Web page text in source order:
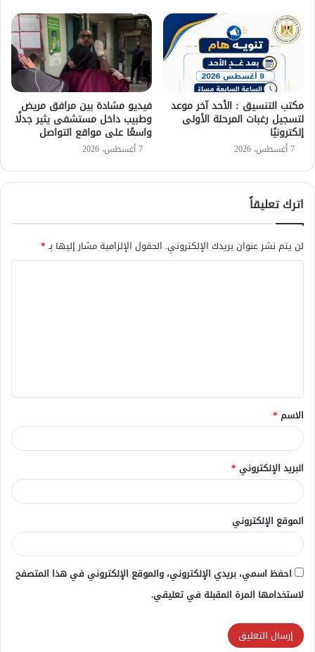
مكتب التنسيق : الأحد آخر موعد
لتسجيل رغبات المرحلة الأولى
إلكترونيًا
7 أغسطس، 2026
فيديو مشادة بين مرافق مريض
وطبيب داخل مستشفى يثير جدلًا
واسعًا على مواقع التواصل
7 أغسطس، 2026
اترك تعليقاً
لن يتم نشر عنوان بريدك الإلكتروني. الحقول الإلزامية مشار إليها بـ*
ق
*
الاسم *
البريد الإلكتروني *
الموقع الإلكتروني
احفظ اسمي، بريدي الإلكتروني، والموقع الإلكتروني في هذا المتصفح
لاستخدامها المرة المقبلة في تعليقي.